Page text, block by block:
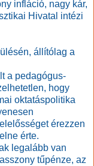
infláció, nagy kár,
Hivatal intézi
állítólag a
a pedagógus-
hogy
oktatáspolitika
érezzen
érte.
legalább van
tűpénze, az